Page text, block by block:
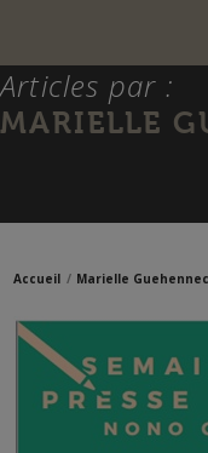
Articles par :
MARIELLE
Accueil Marielle Guehennec